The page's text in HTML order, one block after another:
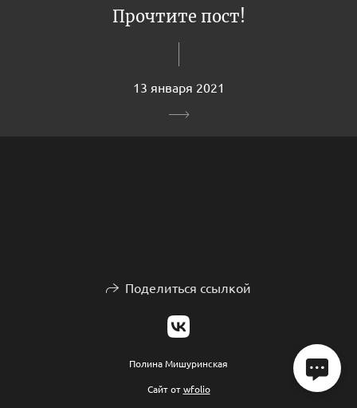
Прочтите пост!
13 января 2021
Поделиться ссылкой
Полина Мишуринская
Сайт отwfolio